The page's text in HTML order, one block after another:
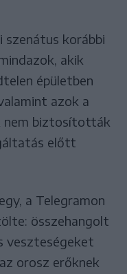
szenátus korábbi
akik
épületben
azok a
nem biztosították
előtt
a Telegramon
összehangolt
veszteségeket
orosz erőknek